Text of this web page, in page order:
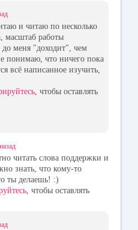
и читаю по несколько
масштаб работы
меня "доходит", чем
понимаю, что ничего пока
всё написанное изучить,
, чтобы оставлять
назад
читать слова поддержки и
знать, что кому-то
ты делаешь! :)
, чтобы оставлять